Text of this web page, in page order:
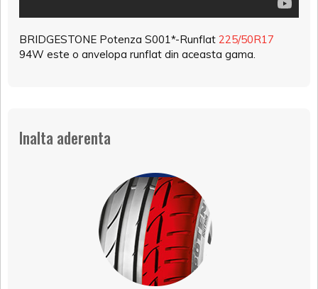
BRIDGESTONE Potenza S001*-Runflat 225/50R17
94W este o anvelopa runflat din aceasta gama.
Inalta aderenta